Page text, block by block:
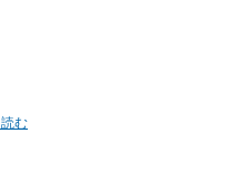
む